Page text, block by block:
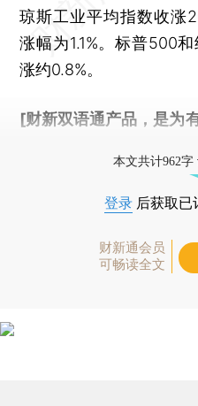
琼斯工业平均指数收涨
涨幅为1.1%。标普500
涨约0.8%。
[财新双语通产品，是为
本文共计962
登录 后获取已
财新通会员
可畅读全文